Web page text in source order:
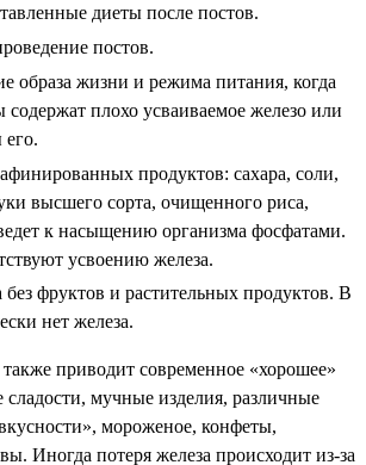
диеты после постов.
постов.
образа жизни и режима питания, когда
плохо усваиваемое железо или
продуктов: сахара, соли,
высшего сорта, очищенного риса,
к насыщению организма фосфатами.
усвоению железа.
фруктов и растительных продуктов. В
нет железа.
приводит современное «хорошее»
мучные изделия, различные
мороженое, конфеты,
Иногда потеря железа происходит из-за